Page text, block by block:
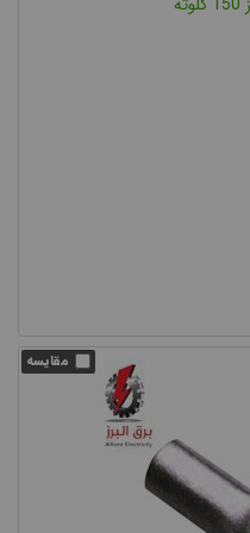
می تواند موجب قطع
هزینه بر به دستگاه های
با استفاده از کابلشو
توان انتقال جریان نامی